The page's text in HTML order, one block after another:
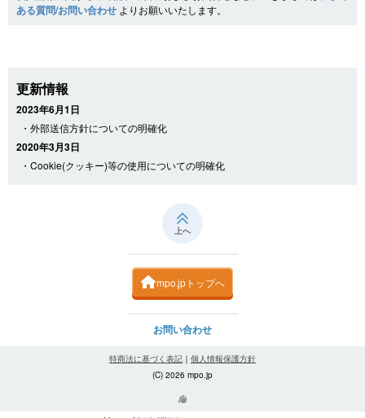
ある質問/お問い合わせよりお願いいたします。
更新情報
2023年6月1日
・外部送信方針についての明確化
2020年3月3日
・Cookie(クッキー)等の使用についての明確化
上へ
mpo.jpトップへ
お問い合わせ
特商法に基づく表記 ｜ 個人情報保護方針
(C) 2026 mpo.jp